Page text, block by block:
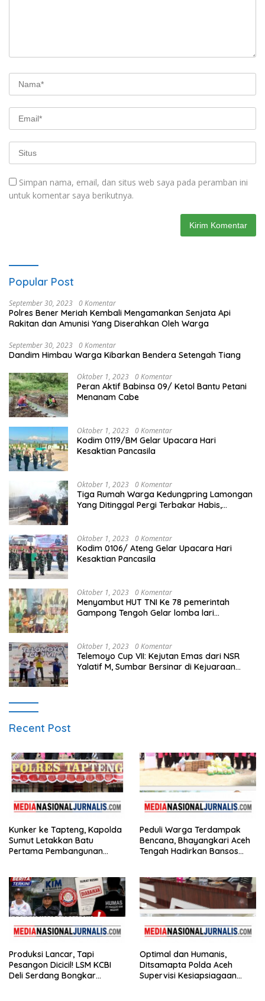
Simpan nama, email, dan situs web saya pada peramban ini
untuk komentar saya berikutnya.
Popular Post
September 30, 2023 0 Komentar
Polres Bener Meriah Kembali Mengamankan Senjata Api
Rakitan dan Amunisi Yang Diserahkan Oleh Warga
September 30, 2023 0 Komentar
Dandim Himbau Warga Kibarkan Bendera Setengah Tiang
Oktober 1, 2023 0 Komentar
Peran Aktif Babinsa 09/ Ketol Bantu Petani
Menanam Cabe
Oktober 1, 2023 0 Komentar
Kodim 0119/BM Gelar Upacara Hari
Kesaktian Pancasila
Oktober 1, 2023 0 Komentar
Tiga Rumah Warga Kedungpring Lamongan
Yang Ditinggal Pergi Terbakar Habis,
Oktober 1, 2023 0 Komentar
Kodim 0106/ Ateng Gelar Upacara Hari
Kesaktian Pancasila
Oktober 1, 2023 0 Komentar
Menyambut HUT TNI Ke 78 pemerintah
Gampong Tengoh Gelar lomba lari
Oktober 1, 2023 0 Komentar
Telemoyo Cup VII: Kejutan Emas dari NSR
Yalatif M, Sumbar Bersinar di Kejuaraan
Recent Post
Kunker ke Tapteng, Kapolda
Sumut Letakkan Batu
Pertama Pembangunan
Peduli Warga Terdampak
Bencana, Bhayangkari Aceh
Tengah Hadirkan Bansos
Produksi Lancar, Tapi
Pesangon Dicicil! LSM KCBI
Deli Serdang Bongkar
Optimal dan Humanis,
Ditsamapta Polda Aceh
Supervisi Kesiapsiagaan